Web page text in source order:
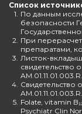
Список
1. По данным
безопасности
2. При
препаратами,
3. Листок-
свидетельство
4. Свидетельство
5. Folate, vitamin
Psychiatr Clin